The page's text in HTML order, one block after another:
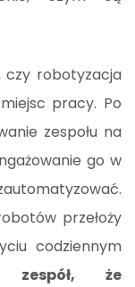
czy robotyzacja
pracy. Po
zespołu na
go w
przełoży
codziennym
zespół, że